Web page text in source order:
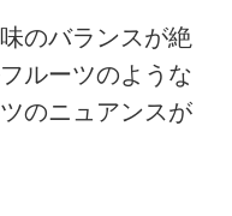
のバランスが絶
ルーツのような
のニュアンスが